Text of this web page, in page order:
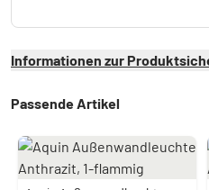
Informationen zur
Passende Artikel